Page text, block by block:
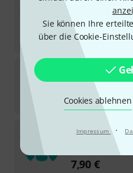
Sie können Ihre
über die Cookie-
Cookies ablehnen
Impressum ·
Sofort lieferbar
7,90€
Sofort lieferbar
7,90 €
Ovation
Sofort lieferbar
7,90 €